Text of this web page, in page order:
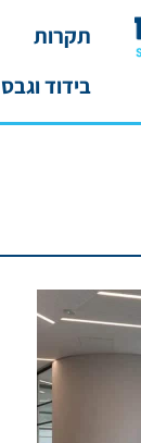
תקרות
בידוד וגבס